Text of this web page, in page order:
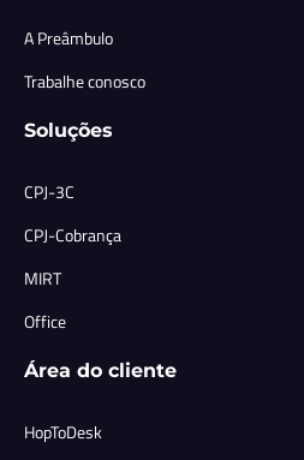
A Preâmbulo
Trabalhe conosco
Soluções
CPJ-3C
CPJ-Cobrança
MIRT
Office
Área do cliente
HopToDesk